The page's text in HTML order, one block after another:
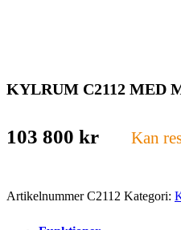
KYLRUM C2112 MED
103 800 kr Kan
ArtikelnummerC2112 Kategori: